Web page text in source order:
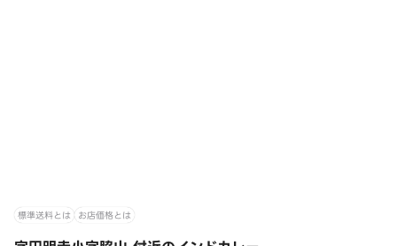
標準送料とは お店価格とは